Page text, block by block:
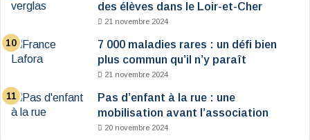
des élèves dans le Loir-et-Cher
21 novembre 2024
7 000 maladies rares : un défi bien
plus commun qu’il n’y paraît
21 novembre 2024
Pas d’enfant à la rue : une
mobilisation avant l’association
20 novembre 2024